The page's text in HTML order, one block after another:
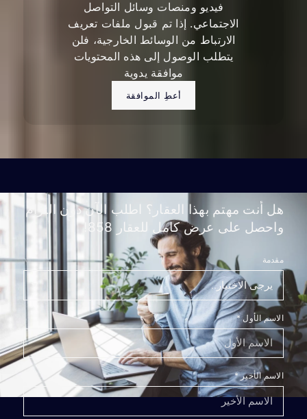
فيديو ومنصات وسائل التواصل
الاجتماعي. إذا تم قبول ملفات تعريف
الارتباط من الوسائط الخارجية، فلن
يتطلب الوصول إلى هذه المحتويات
موافقة يدوية
أعطِ الموافقة
هل أنت مهتم بهذا العقار؟ اطلب الآن دون التزام
واحصل على عرض كامل للعقار 858!
مقدمة
الاسم الأول*
الاسم الأخير*